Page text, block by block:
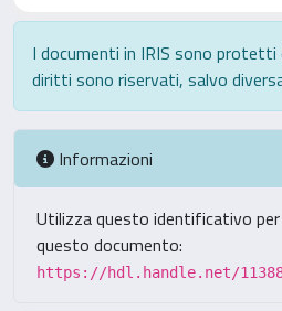
I documenti in IRIS sono
diritti sono riservati, salvo
Informazioni
Utilizza questo identificativo per
questo documento:
https://hdl.handle.net/